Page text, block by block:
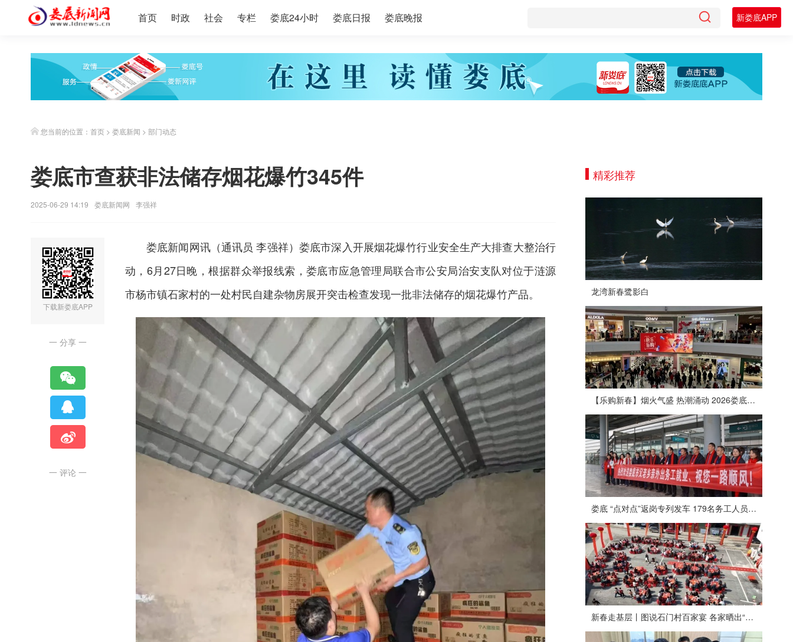
首页 时政 社会 专栏 娄底24小时 娄底日报 娄底晚报 新娄底APP
您当前的位置： 首页 > 娄底新闻 > 部门动态
娄底市查获非法储存烟花爆竹345件
2025-06-29 14:19 娄底新闻网 李强祥
下载新娄底APP
一 分享 一
一 评论 一
娄底新闻网讯（通讯员 李强祥）娄底市深入开展烟花爆竹行业安全生产大排查大整治行
动，6月27日晚，根据群众举报线索，娄底市应急管理局联合市公安局治安支队对位于涟源
市杨市镇石家村的一处村民自建杂物房展开突击检查发现一批非法储存的烟花爆竹产品。
精彩推荐
龙湾新春鹭影白
【乐购新春】烟火气盛 热潮涌动 2026娄底春节消费市场喜迎“开门红”
娄底 “点对点”返岗专列发车 179名务工人员免费赴沪
新春走基层丨图说石门村百家宴 各家晒出“拿手菜”